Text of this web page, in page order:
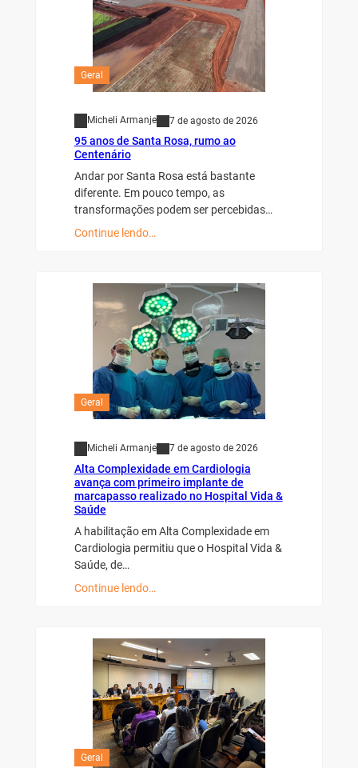
Geral
Micheli Armanje 7 de agosto de 2026
95 anos de Santa Rosa, rumo ao
Centenário
Andar por Santa Rosa está bastante
diferente. Em pouco tempo, as
transformações podem ser percebidas…
Continue lendo…
Geral
Micheli Armanje 7 de agosto de 2026
Alta Complexidade em Cardiologia
avança com primeiro implante de
marcapasso realizado no Hospital Vida &
Saúde
A habilitação em Alta Complexidade em
Cardiologia permitiu que o Hospital Vida &
Saúde, de…
Continue lendo…
Geral